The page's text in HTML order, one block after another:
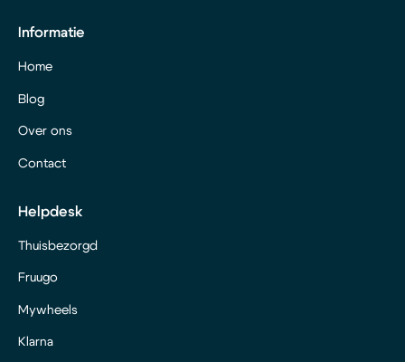
Informatie
Home
Blog
Over ons
Contact
Helpdesk
Thuisbezorgd
Fruugo
Mywheels
Klarna